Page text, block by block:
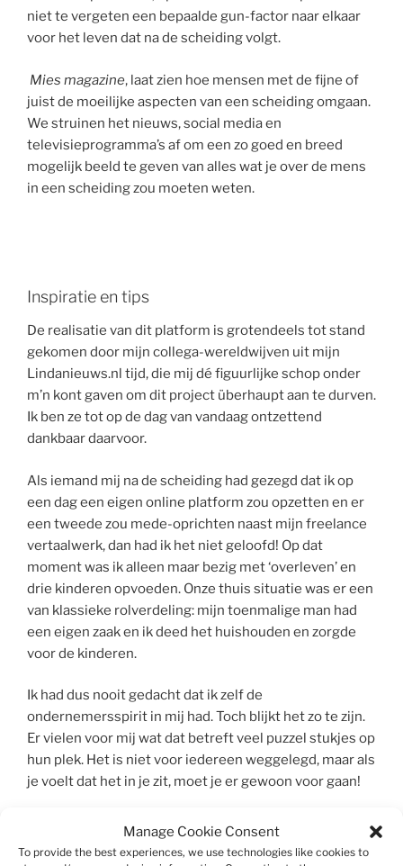
Manage Cookie Consent
To provide the best experiences, we use technologies like cookies to
niet te vergeten een bepaalde gun-factor naar elkaar
voor het leven dat na de scheiding volgt.
Mies magazine, laat zien hoe mensen met de fijne of
juist de moeilijke aspecten van een scheiding omgaan.
We struinen het nieuws, social media en
televisieprogramma’s af om een zo goed en breed
mogelijk beeld te geven van alles wat je over de mens
in een scheiding zou moeten weten.
Inspiratie en tips
De realisatie van dit platform is grotendeels tot stand
gekomen door mijn collega-wereldwijven uit mijn
Lindanieuws.nl tijd, die mij dé figuurlijke schop onder
m’n kont gaven om dit project überhaupt aan te durven.
Ik ben ze tot op de dag van vandaag ontzettend
dankbaar daarvoor.
Als iemand mij na de scheiding had gezegd dat ik op
een dag een eigen online platform zou opzetten en er
een tweede zou mede-oprichten naast mijn freelance
vertaalwerk, dan had ik het niet geloofd! Op dat
moment was ik alleen maar bezig met ‘overleven’ en
drie kinderen opvoeden. Onze thuis situatie was er een
van klassieke rolverdeling: mijn toenmalige man had
een eigen zaak en ik deed het huishouden en zorgde
voor de kinderen.
Ik had dus nooit gedacht dat ik zelf de
ondernemersspirit in mij had. Toch blijkt het zo te zijn.
Er vielen voor mij wat dat betreft veel puzzel stukjes op
hun plek. Het is niet voor iedereen weggelegd, maar als
je voelt dat het in je zit, moet je er gewoon voor gaan!
Mijn tip voor iedereen die op zoek is naar zijn
ware roeping: volg je buikgevoel en doe wat